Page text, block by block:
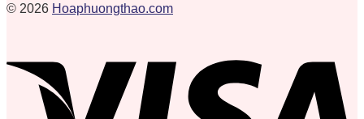
© 2026 Hoaphuongthao.com